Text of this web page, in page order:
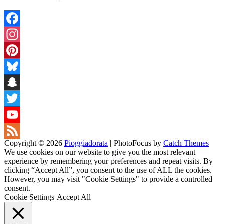
Facebook
Instagram
Pinterest
Bluesky
Snapchat
Twitter
YouTube
Channel
Feed
Copyright © 2026 Pioggiadorata | PhotoFocus by Catch Themes
We use cookies on our website to give you the most relevant
experience by remembering your preferences and repeat visits. By
clicking “Accept All”, you consent to the use of ALL the cookies.
However, you may visit "Cookie Settings" to provide a controlled
consent.
Cookie Settings Accept All